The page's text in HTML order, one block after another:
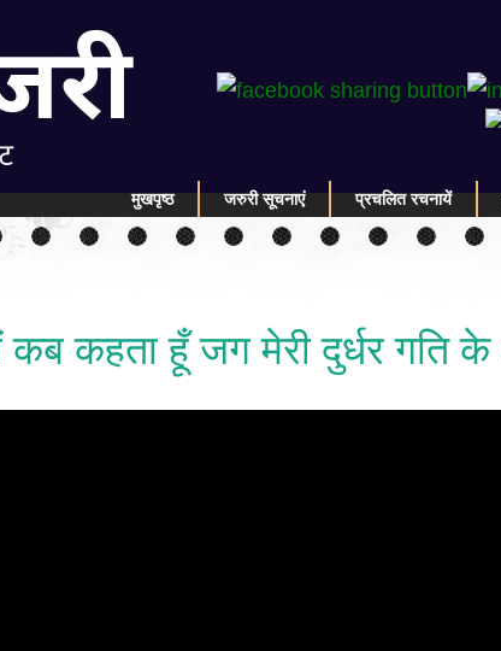
मुखपृष्ठ जरुरी सूचनाएं प्रचलित रचनायें
कब कहता हूँ जग मेरी दुर्धर गति